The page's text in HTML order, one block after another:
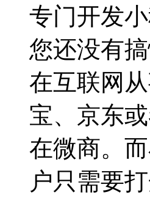
专门开发
您还没有
在互联网
宝、京东
在微商。
户只需要